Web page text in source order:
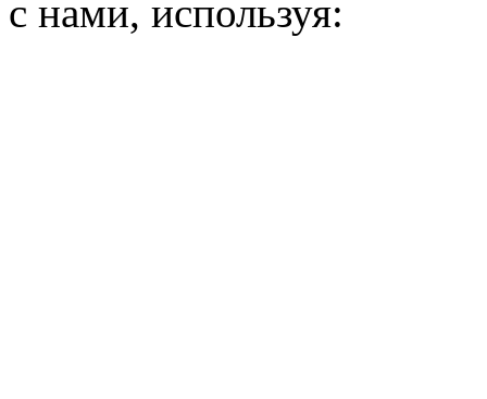
с нами, используя: